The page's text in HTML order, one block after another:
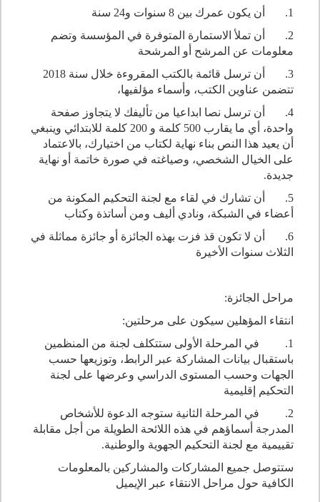
1. أن يكون عمرك بين 8 سنوات و24 سنة
2. أن تملأ الاستمارة المتوفرة في المؤسسة وتضم
معلومات عن المرشح أو المرشحة
3. أن ترسل قائمة بالكتب المقروءة خلال سنة 2018
تتضمن عناوين الكتب، وأسماء مؤلفيها،
4. أن ترسل نصا ابداعيا من تأليفك لا يتجاوز صفحة
واحدة، أي ما يقارب 500 كلمة و 200 كلمة للابتدائي وينبغي
أن يعيد هذا النص بناء نهاية لكتاب من اختيارك، بالاعتماد
على الخيال الشخصي، وصياغته في صورة خاتمة أو نهاية
جديدة.
5. أن تشارك في لقاء مع لجنة التحكيم المكونة من
أعضاء في الشبكة، ونادي أليف ومن أساتذة وكتاب
6. أن لا تكون قذ فزت بهذه الجائزة أو جائزة مماثلة في
الثلاث سنوات الأخيرة
مراحل الجائزة:
انتقاء المؤهلين سيكون على مرحلتين:
1. في المرحلة الأولى ستتكلف لجنة من المنظمين
باستقبال بيانات المشاركة عبر الرابط، وتوزيعها حسب
الجهات وحسب المستوى الدراسي وعرضها على لجنة
التحكيم إقليمية
2. في المرحلة الثانية ستوجه الدعوة للأشخاص
المدرجة أسماؤهم في هذه اللائحة الطويلة من أجل مقابلة
تقييمية مع لجنة التحكيم الجهوية والوطنية.
ستتوصل جميع المشاركات والمشاركين بالمعلومات
الكافية حول مراحل الانتقاء عبر الإيميل